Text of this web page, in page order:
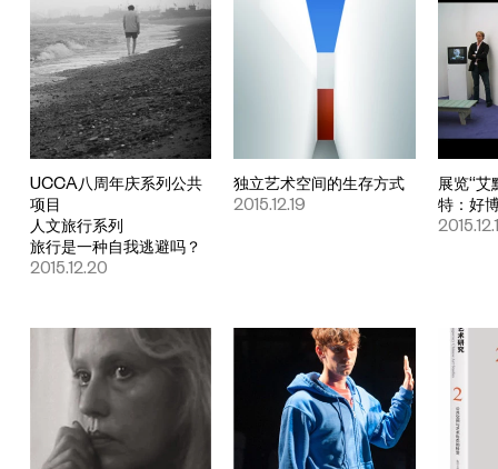
UCCA八周年庆系列公共
项目
人文旅行系列
旅行是一种自我逃避吗？
2015.12.20
独立艺术空间的生存方式
2015.12.19
展览“艾
特：好